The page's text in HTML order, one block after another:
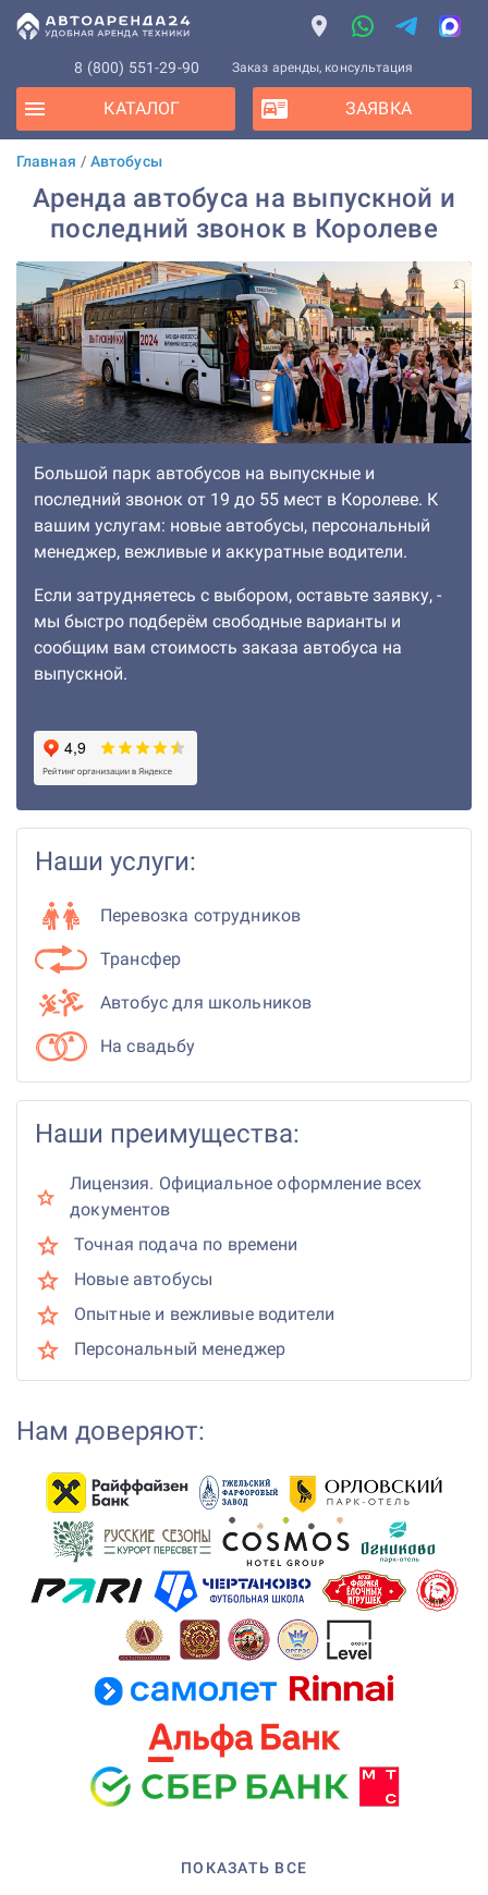
8 (800) 551-29-90 Заказ аренды, консультация
КАТАЛОГ ЗАЯВКА
Главная / Автобусы
Аренда автобуса на выпускной и
последний звонок в Королеве
Большой парк автобусов на выпускные и
последний звонок от 19 до 55 мест в Королеве. К
вашим услугам: новые автобусы, персональный
менеджер, вежливые и аккуратные водители.
Если затрудняетесь с выбором, оставьте заявку, -
мы быстро подберём свободные варианты и
сообщим вам стоимость заказа автобуса на
выпускной.
Наши услуги:
Перевозка сотрудников
Трансфер
Автобус для школьников
На свадьбу
Наши преимущества:
Лицензия. Официальное оформление всех
документов
Точная подача по времени
Новые автобусы
Опытные и вежливые водители
Персональный менеджер
Нам доверяют:
ПОКАЗАТЬ ВСЕ